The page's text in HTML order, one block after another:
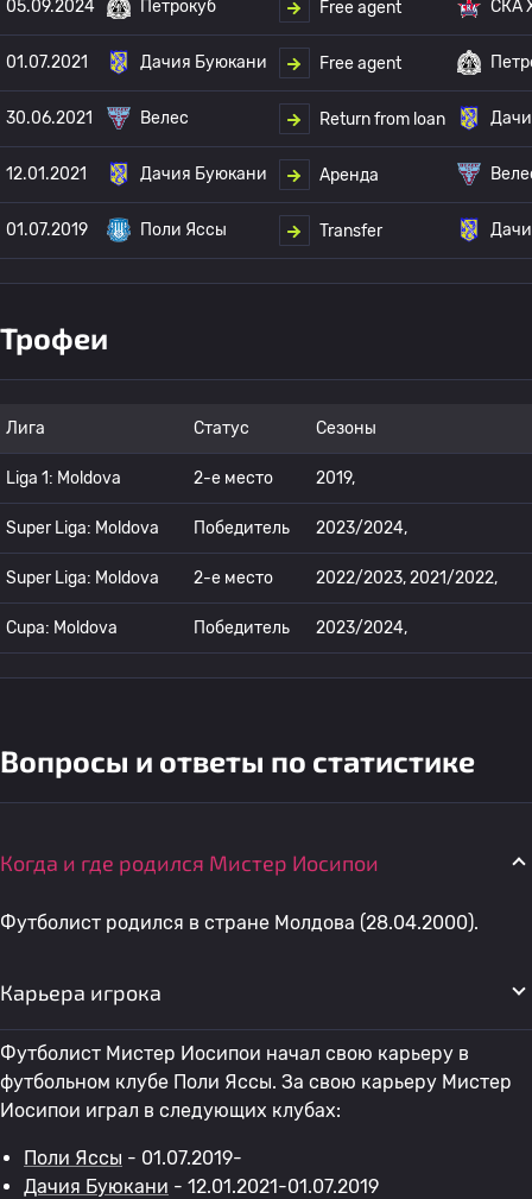
05.09.2024 Петрокуб Free agent СКА
01.07.2021 Дачия Буюкани Free agent
30.06.2021 Велес Return from loan
12.01.2021 Дачия Буюкани Аренда
01.07.2019 Поли Яссы Transfer
Трофеи
Лига Статус Сезоны
Liga 1: Moldova 2-е место 2019,
Super Liga: Moldova Победитель 2023/2024,
Super Liga: Moldova 2-е место 2022/2023, 2021/2022,
Cupa: Moldova Победитель 2023/2024,
Вопросы и ответы по статистике
Когда и где родился Мистер Иосипои
Футболист родился в стране Молдова (28.04.2000).
Карьера игрока
Футболист Мистер Иосипои начал свою карьеру в
футбольном клубе Поли Яссы. За свою карьеру Мистер
Иосипои играл в следующих клубах:
Поли Яссы - 01.07.2019-
Дачия Буюкани - 12.01.2021-01.07.2019